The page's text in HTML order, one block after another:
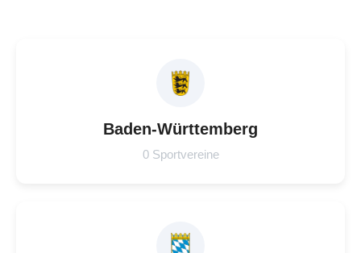
Baden-Württemberg
0 Sportvereine